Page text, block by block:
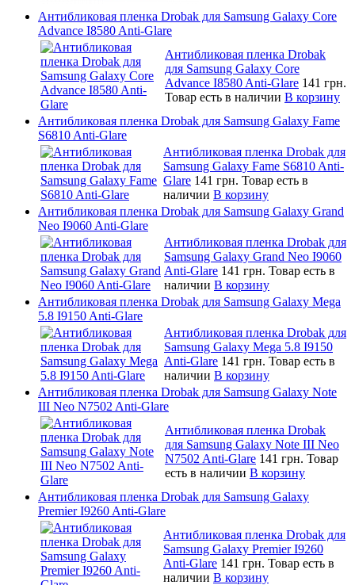
Антибликовая пленка Drobak для Samsung Galaxy Core
Advance I8580 Anti-Glare
Антибликовая пленка Drobak
для Samsung Galaxy Core
Advance I8580 Anti-Glare 141 грн.
Товар есть в наличии В корзину
Антибликовая пленка Drobak для Samsung Galaxy Fame
S6810 Anti-Glare
Антибликовая пленка Drobak для
Samsung Galaxy Fame S6810 Anti-
Glare 141 грн. Товар есть в
наличии В корзину
Антибликовая пленка Drobak для Samsung Galaxy Grand
Neo I9060 Anti-Glare
Антибликовая пленка Drobak для
Samsung Galaxy Grand Neo I9060
Anti-Glare 141 грн. Товар есть в
наличии В корзину
Антибликовая пленка Drobak для Samsung Galaxy Mega
5.8 I9150 Anti-Glare
Антибликовая пленка Drobak для
Samsung Galaxy Mega 5.8 I9150
Anti-Glare 141 грн. Товар есть в
наличии В корзину
Антибликовая пленка Drobak для Samsung Galaxy Note
III Neo N7502 Anti-Glare
Антибликовая пленка Drobak
для Samsung Galaxy Note III Neo
N7502 Anti-Glare 141 грн. Товар
есть в наличии В корзину
Антибликовая пленка Drobak для Samsung Galaxy
Premier I9260 Anti-Glare
Антибликовая пленка Drobak для
Samsung Galaxy Premier I9260
Anti-Glare 141 грн. Товар есть в
наличии В корзину